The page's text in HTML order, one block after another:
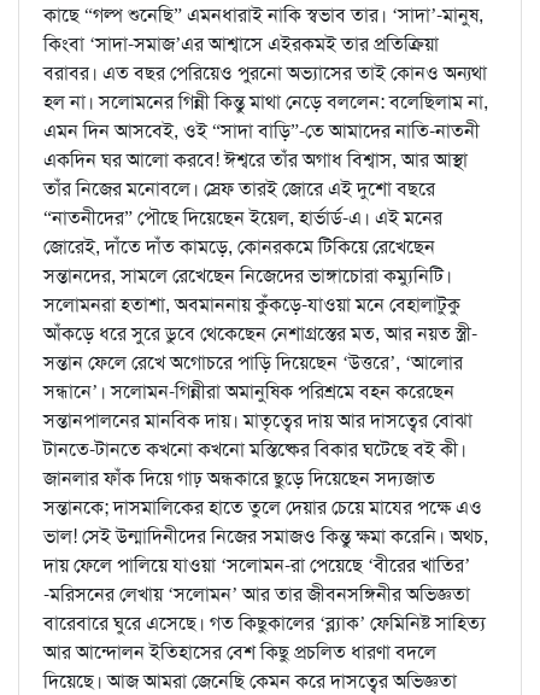
কাছে “গল্প শুনেছি” এমনধারাই নাকি স্বভাব তার। ‘সাদা’-মানুষ,
কিংবা ‘সাদা-সমাজ’এর আশ্বাসে এইরকমই তার প্রতিক্রিয়া
বরাবর। এত বছর পেরিয়েও পুরনো অভ্যাসের তাই কোনও অন্যথা
হল না। সলোমনের গিন্নী কিন্তু মাথা নেড়ে বললেন: বলেছিলাম না,
এমন দিন আসবেই, ওই “সাদা বাড়ি”-তে আমাদের নাতি-নাতনী
একদিন ঘর আলো করবে! ঈশ্বরে তাঁর অগাধ বিশ্বাস, আর আস্থা
তাঁর নিজের মনোবলে। স্রেফ তারই জোরে এই দুশো বছরে
“নাতনীদের” পৌছে দিয়েছেন ইয়েল, হার্ভার্ড-এ। এই মনের
জোরেই, দাঁতে দাঁত কামড়ে, কোনরকমে টিকিয়ে রেখেছেন
সন্তানদের, সামলে রেখেছেন নিজেদের ভাঙ্গাচোরা কম্যুনিটি।
সলোমনরা হতাশা, অবমাননায় কুঁকড়ে-যাওয়া মনে বেহালাটুকু
আঁকড়ে ধরে সুরে ডুবে থেকেছেন নেশাগ্রস্তের মত, আর নয়ত স্ত্রী-
সন্তান ফেলে রেখে অগোচরে পাড়ি দিয়েছেন ‘উত্তরে’, ‘আলোর
সন্ধানে’। সলোমন-গিন্নীরা অমানুষিক পরিশ্রমে বহন করেছেন
সন্তানপালনের মানবিক দায়। মাতৃত্বের দায় আর দাসত্বের বোঝা
টানতে-টানতে কখনো কখনো মস্তিষ্কের বিকার ঘটেছে বই কী।
জানলার ফাঁক দিয়ে গাঢ় অন্ধকারে ছুড়ে দিয়েছেন সদ্যজাত
সন্তানকে; দাসমালিকের হাতে তুলে দেয়ার চেয়ে মাযের পক্ষে এও
ভাল! সেই উন্মাদিনীদের নিজের সমাজও কিন্তু ক্ষমা করেনি। অথচ,
দায় ফেলে পালিয়ে যাওয়া ‘সলোমন-রা পেয়েছে ‘বীরের খাতির’
-মরিসনের লেখায় ‘সলোমন’ আর তার জীবনসঙ্গিনীর অভিজ্ঞতা
বারেবারে ঘুরে এসেছে। গত কিছুকালের ‘ব্ল্যাক’ ফেমিনিষ্ট সাহিত্য
আর আন্দোলন ইতিহাসের বেশ কিছু প্রচলিত ধারণা বদলে
দিয়েছে। আজ আমরা জেনেছি কেমন করে দাসত্বের অভিজ্ঞতা